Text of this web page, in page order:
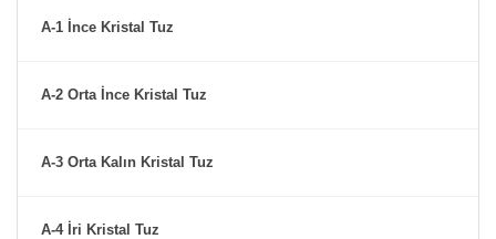
A-1 İnce Kristal Tuz
A-2 Orta İnce Kristal Tuz
A-3 Orta Kalın Kristal Tuz
A-4 İri Kristal Tuz